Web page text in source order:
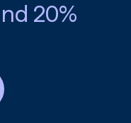
20%